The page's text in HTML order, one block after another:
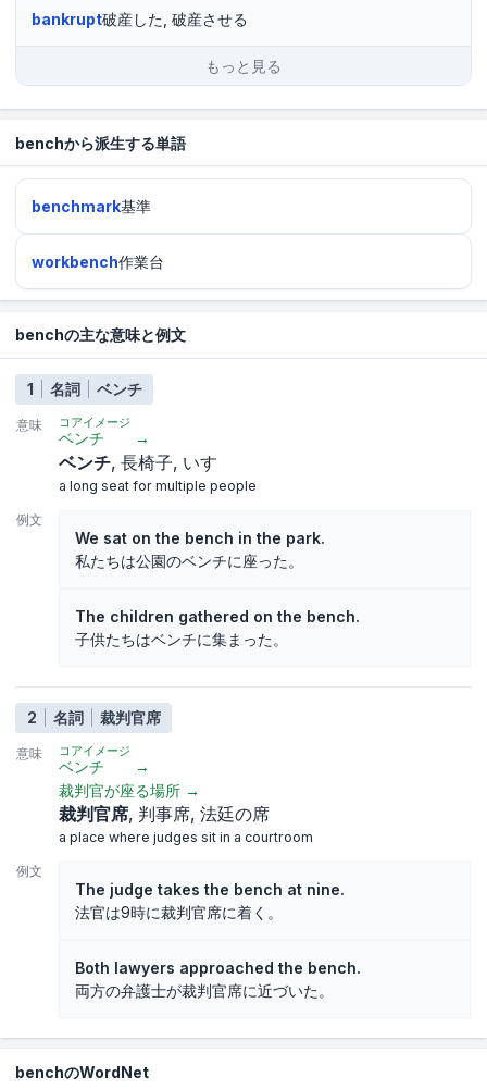
bankrupt破産した, 破産させる
もっと見る
benchから派生する単語
benchmark基準
workbench作業台
benchの主な意味と例文
1 名詞 ベンチ
意味 コアイメージ
ベンチ →
ベンチ 長椅子 いす
a long seat for multiple people
例文
We sat on the bench in the park.
私たちは公園のベンチに座った。
The children gathered on the bench.
子供たちはベンチに集まった。
2 名詞 裁判官席
意味 コアイメージ
ベンチ
→
裁判官が座る場所 →
裁判官席 判事席 法廷の席
a place where judges sit in a courtroom
例文
The judge takes the bench at nine.
法官は9時に裁判官席に着く。
Both lawyers approached the bench.
両方の弁護士が裁判官席に近づいた。
benchのWordNet